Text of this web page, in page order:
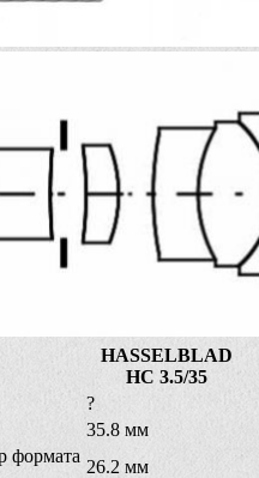
HASSELBLAD
HC 3.5/35
?
35.8 мм
формата
26.2 мм